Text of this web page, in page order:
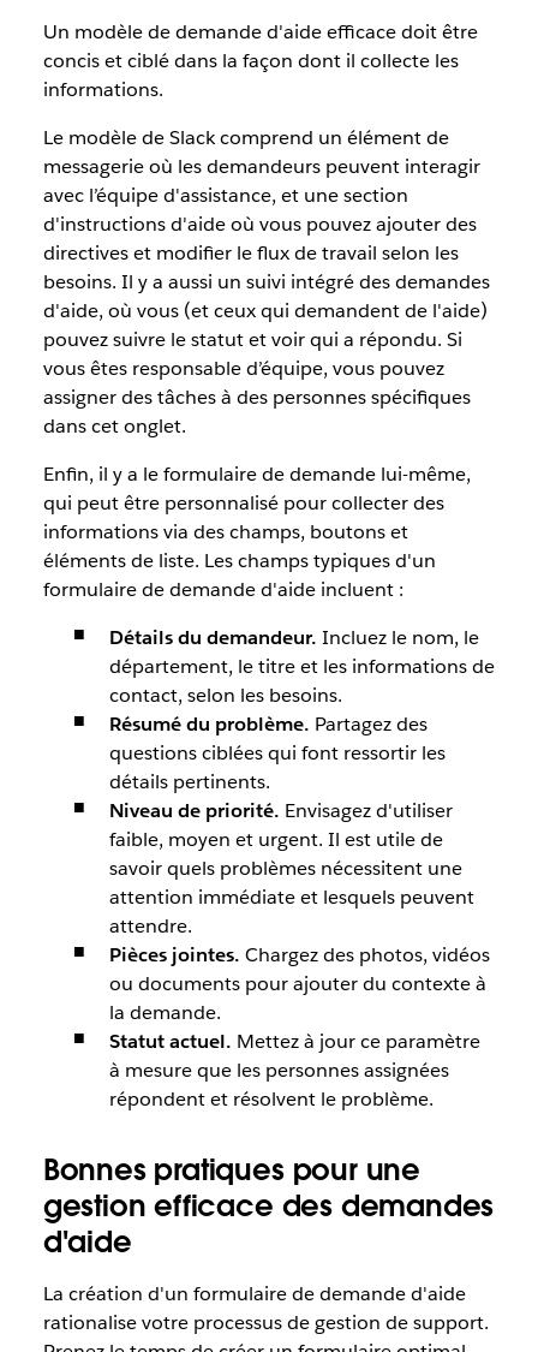
Un modèle de demande d'aide efficace doit être
concis et ciblé dans la façon dont il collecte les
informations.
Le modèle de Slack comprend un élément de
messagerie où les demandeurs peuvent interagir
avec l’équipe d'assistance, et une section
d'instructions d'aide où vous pouvez ajouter des
directives et modifier le flux de travail selon les
besoins. Il y a aussi un suivi intégré des demandes
d'aide, où vous (et ceux qui demandent de l'aide)
pouvez suivre le statut et voir qui a répondu. Si
vous êtes responsable d’équipe, vous pouvez
assigner des tâches à des personnes spécifiques
dans cet onglet.
Enfin, il y a le formulaire de demande lui-même,
qui peut être personnalisé pour collecter des
informations via des champs, boutons et
éléments de liste. Les champs typiques d'un
formulaire de demande d'aide incluent :
Détails du demandeur. Incluez le nom, le
département, le titre et les informations de
contact, selon les besoins.
Résumé du problème. Partagezdes
questions ciblées qui font ressortir les
détails pertinents.
Niveau de priorité. Envisagez d'utiliser
faible, moyen et urgent. Il est utile de
savoir quels problèmes nécessitent une
attention immédiate et lesquels peuvent
attendre.
Pièces jointes. Chargez des photos, vidéos
ou documents pour ajouter du contexte à
la demande.
Statut actuel. Mettez à jour ce paramètre
à mesure que les personnes assignées
répondent et résolvent le problème.
Bonnes pratiques pour une
gestion efficace des demandes
d'aide
La création d'un formulaire de demande d'aide
rationalise votre processus de gestion de support.